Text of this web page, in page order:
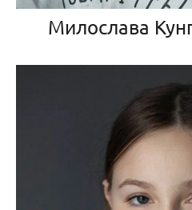
Милослава